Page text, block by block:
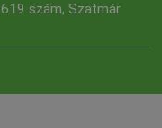
szám, Szatmár